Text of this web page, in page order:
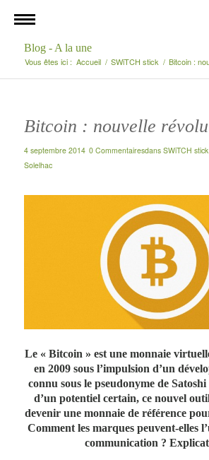
Blog - A la une
Vous êtes ici : Accueil / SWiTCH stick / Bitcoin :
Bitcoin : nouvelle
4 septembre 2014 0 Commentairesdans SWiTCH stick
Solelhac
Le « Bitcoin » est une monnaie
en 2009 sous l’impulsion d’un
connu sous le pseudonyme de
d’un potentiel certain, ce nouvel
devenir une monnaie de référence
Comment les marques peuvent-elles
communication ?